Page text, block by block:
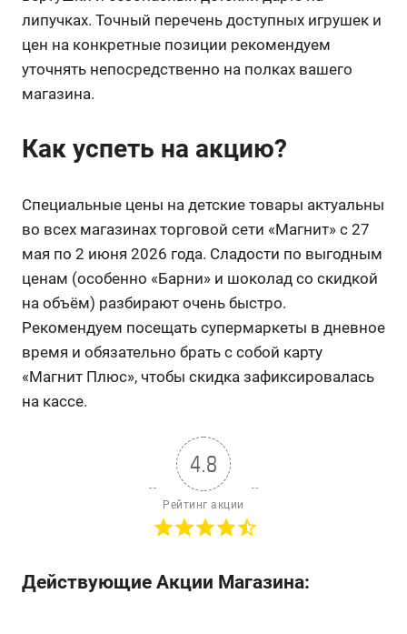
липучках. Точный перечень доступных игрушек и
цен на конкретные позиции рекомендуем
уточнять непосредственно на полках вашего
магазина.
Как успеть на акцию?
Специальные цены на детские товары актуальны
во всех магазинах торговой сети «Магнит» с 27
мая по 2 июня 2026 года. Сладости по выгодным
ценам (особенно «Барни» и шоколад со скидкой
на объём) разбирают очень быстро.
Рекомендуем посещать супермаркеты в дневное
время и обязательно брать с собой карту
«Магнит Плюс», чтобы скидка зафиксировалась
на кассе.
4.8
Рейтинг акции
Действующие Акции Магазина: